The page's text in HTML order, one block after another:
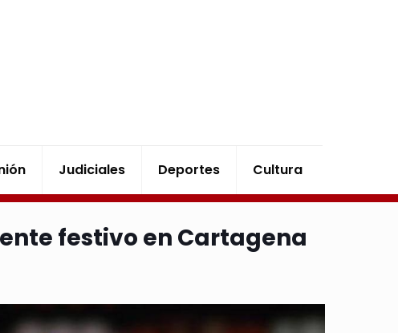
Judiciales Deportes Cultura
festivo en Cartagena